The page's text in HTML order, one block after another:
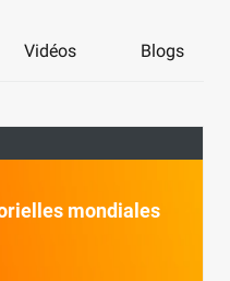
Vidéos Blogs
mondiales